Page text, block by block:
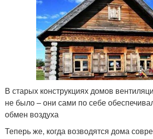
В старых конструкциях домов
не было – они сами по себе
обмен воздуха
Теперь же, когда возводятся дома